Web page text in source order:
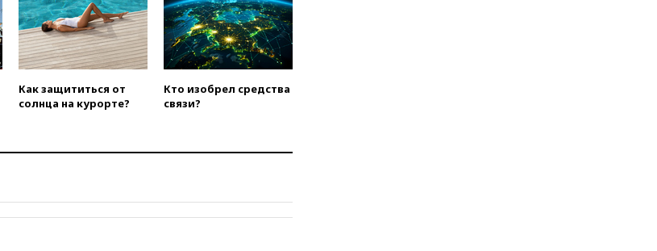
вчера, 14:20Генпрокурором
США стал Тодд Бланш
вчера, 13:37Пляжи
Геленджика закрыты из-за
опасности БПЛА
вчера, 13:03 Испания ввела
вчера, 11:47Суд оставил под
Как защититься от
солнца на курорте?
Кто изобрел средства
связи?